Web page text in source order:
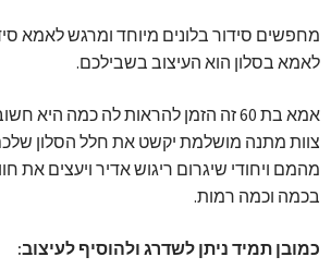
לאמא בסלון הוא העיצוב בשבילכם.
אמא בת 60 זה הזמן להראות לה כמה היא
צוות מתנה מושלמת יקשט את חלל הסלון
מהמם ויחודי שיגרום ריגוש אדיר ויעצים את
בכמה וכמה רמות.
כמובן תמיד ניתן לשדרג ולהוסיף לעיצוב: